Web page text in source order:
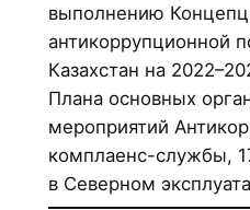
выполнению
антикоррупционной
Казахстан на
Плана основных
мероприятий
комплаенс-службы,
в Северном